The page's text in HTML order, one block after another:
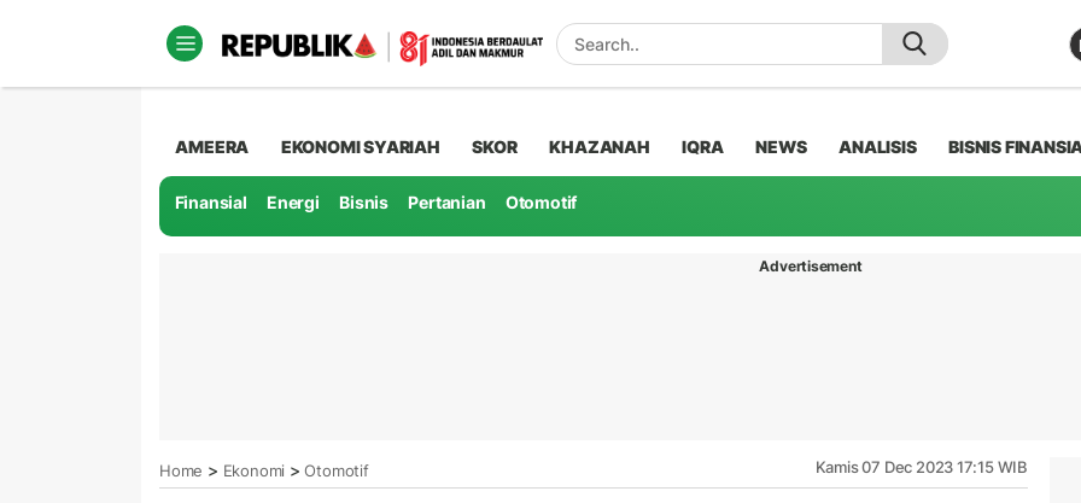
AMEERA EKONOMI SYARIAH SKOR KHAZANAH IQRA NEWS ANALISIS BISNIS
Finansial Energi Bisnis Pertanian Otomotif
Advertisement
Home > Ekonomi > Otomotif Kamis 07 Dec 2023 17:15 WIB